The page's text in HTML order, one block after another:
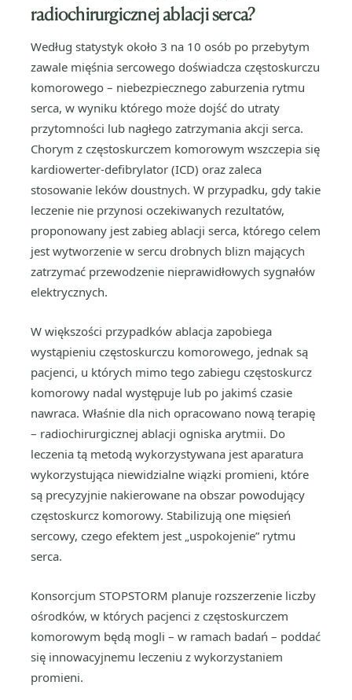
radiochirurgicznej ablacji serca?
Według statystyk około 3 na 10 osób po przebytym
zawale mięśnia sercowego doświadcza częstoskurczu
komorowego – niebezpiecznego zaburzenia rytmu
serca, w wyniku którego może dojść do utraty
przytomności lub nagłego zatrzymania akcji serca.
Chorym z częstoskurczem komorowym wszczepia się
kardiowerter-defibrylator (ICD) oraz zaleca
stosowanie leków doustnych. W przypadku, gdy takie
leczenie nie przynosi oczekiwanych rezultatów,
proponowany jest zabieg ablacji serca, którego celem
jest wytworzenie w sercu drobnych blizn mających
zatrzymać przewodzenie nieprawidłowych sygnałów
elektrycznych.
W większości przypadków ablacja zapobiega
wystąpieniu częstoskurczu komorowego, jednak są
pacjenci, u których mimo tego zabiegu częstoskurcz
komorowy nadal występuje lub po jakimś czasie
nawraca. Właśnie dla nich opracowano nową terapię
– radiochirurgicznej ablacji ogniska arytmii. Do
leczenia tą metodą wykorzystywana jest aparatura
wykorzystująca niewidzialne wiązki promieni, które
są precyzyjnie nakierowane na obszar powodujący
częstoskurcz komorowy. Stabilizują one mięsień
sercowy, czego efektem jest „uspokojenie” rytmu
serca.
Konsorcjum STOPSTORM planuje rozszerzenie liczby
ośrodków, w których pacjenci z częstoskurczem
komorowym będą mogli – w ramach badań – poddać
się innowacyjnemu leczeniu z wykorzystaniem
promieni.